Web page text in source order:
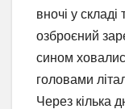
вночі у
озброєний
сином
головами
Через кілька